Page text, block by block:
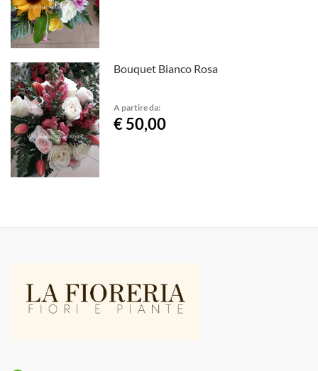
Bouquet Bianco Rosa
A partire da:
€ 50,00